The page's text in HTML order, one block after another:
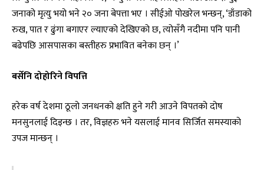
जनाको मृत्यु भयो भने २० जना बेपत्ता भए । सीईओ पोखरेल भन्छन्, ‘डाँडाको
रुख, पात र ढुंगा बगाएर ल्याएको देखिएको छ, त्योसँगै नदीमा पनि पानी
बढेपछि आसपासका बस्तीहरु प्रभावित बनेका छन् ।’
बर्सेनि दोहोरिने विपत्ति
हरेक वर्ष देशमा ठूलो जनधनको क्षति हुने गरी आउने विपतको दोष
मनसुनलाई दिइन्छ । तर, विज्ञहरु भने यसलाई मानव सिर्जित समस्याको
उपज मान्छन् ।